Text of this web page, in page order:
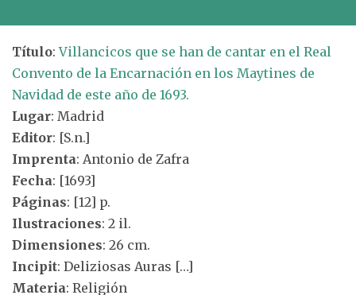
Título:Villancicos que se han de cantar en el Real
Convento de la Encarnación en los Maytines de
Navidad de este año de 1693.
Lugar: Madrid
Editor: [S.n.]
Imprenta: Antonio de Zafra
Fecha: [1693]
Páginas: [12] p.
Ilustraciones: 2 il.
Dimensiones: 26 cm.
Incipit: Deliziosas Auras […]
Materia: Religión